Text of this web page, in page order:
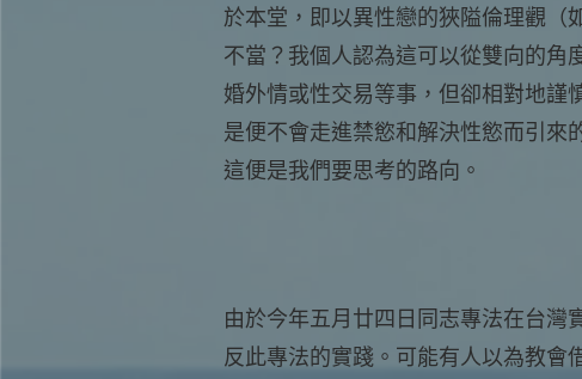
於本堂，即以異性戀的狹隘倫理觀（
不當？我個人認為這可以從雙向的角
婚外情或性交易等事，但卻相對地謹
是便不會走進禁慾和解決性慾而引來
這便是我們要思考的路向。
由於今年五月廿四日同志專法在台灣
反此專法的實踐。可能有人以為教會